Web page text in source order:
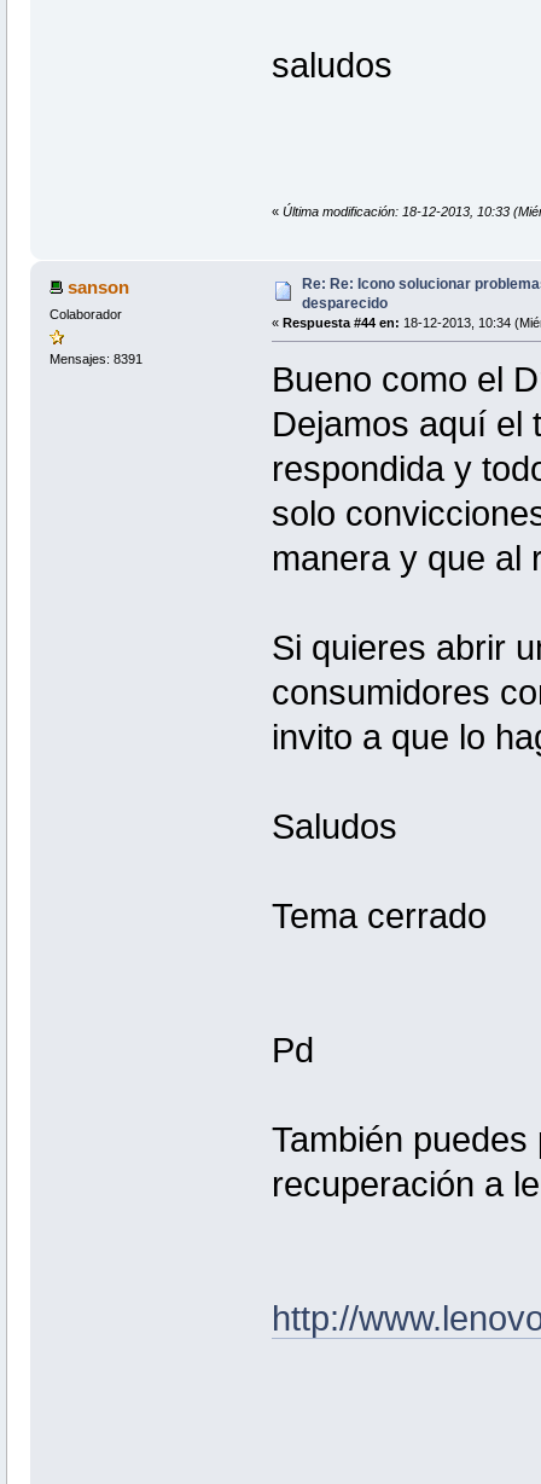
saludos
« Última modificación: 18-12-2013, 10:33
sanson
Colaborador
Mensajes: 8391
Re: Re: Icono solucionar
desparecido
« Respuesta #44 en: 18-12-2013, 10:34
Bueno como el
Dejamos aquí el
respondida y
solo
manera y que al
Si quieres abrir
consumidores
invito a que lo
Saludos
Tema cerrado
Pd
También
recuperación a
http://